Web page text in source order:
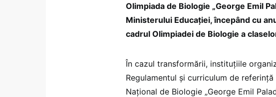
Olimpiada de Biologie „George Emil
Ministerului Educației, începând cu
cadrul Olimpiadei de Biologie a
În cazul transformării, instituțiile
Regulamentul şi curriculum de
Național de Biologie „George Emil